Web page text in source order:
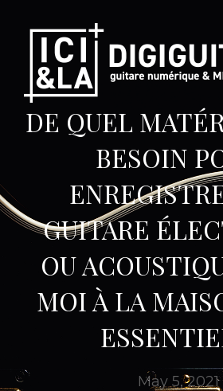
DE QUEL
BESOIN
GUITARE
OU
MOI À LA
May 5, 2021